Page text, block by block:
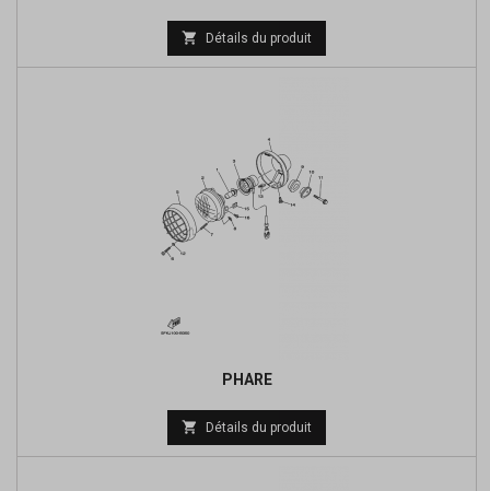
Prix
de
 Détails du produit
PHARE
Prix
de
 Détails du produit